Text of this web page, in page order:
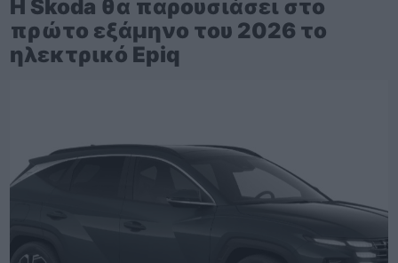
Η Skoda θα παρουσιάσει στο
πρώτο εξάμηνο του 2026 το
ηλεκτρικό Epiq